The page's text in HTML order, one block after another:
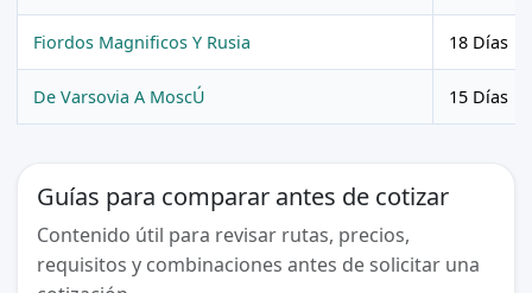
Fiordos Magnificos Y Rusia 18 Días
De Varsovia A MoscÚ 15 Días
Guías para comparar antes de cotizar
Contenido útil para revisar rutas, precios,
requisitos y combinaciones antes de solicitar una